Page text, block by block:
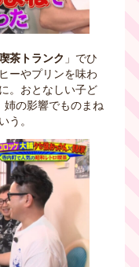
茶トランク 」でひ
ーやプリンを味わ
。おとなしい子ど
姉の影響でものまね
う。